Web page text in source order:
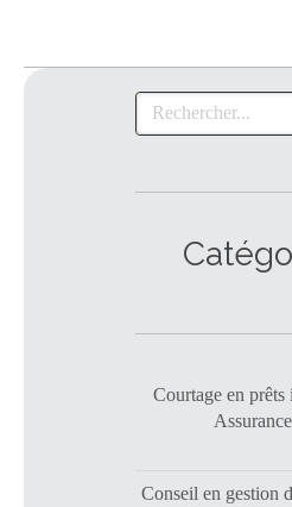
Rechercher
Courtage en
Conseil en gestion